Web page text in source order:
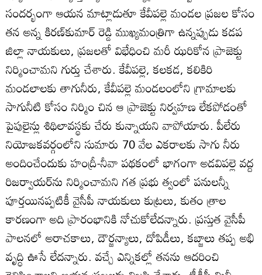
సందర్భంగా ఆయన మాట్లాడుతూ కేవీపల్లె మండల ప్రజల కోసం
తన అన్న కిరణ్‌కుమార్‌ రెడ్డి ముఖ్యమంత్రిగా ఉన్నప్పుడు కడప
జిల్లా నాయకులు, ప్రజలతో విభేధించి మరీ ఝరికోన ప్రాజెక్టు
నిర్మించామని గుర్తు చేశారు. కేవీపల్లె, కలకడ, కలికిరి
మండలాలకు తాగునీరు, కేవీపల్లె మండలంలోని గ్రామాలకు
సాగునీటి కోసం నిర్మిం చిన ఆ ప్రాజెక్టు నిర్వహణ లేకపోడంతో
పైపులైన్లు శిథిలావస్థకు చేరు కున్నాయని వాపోయారు. పీలేరు
నియోజకవర్గంలోని సుమారు 70 వేల ఎకరాలకు సాగు నీరు
అందించేందుకు హంద్రీ-నీవా పథకంలో భాగంగా అడవిపల్లె వద్ద
రిజర్వాయర్‌ను నిర్మించామని గత ప్రభు త్వంలో పనులన్నీ
పూర్తయినప్పటికీ వైసీపీ నాయకులు కుట్రలు, కుతం త్రాల
కారణంగా అది ప్రారంభానికి నోచుకోలేదన్నారు. ప్రస్తుత వైసీపీ
పాలనలో అరాచకాలు, దౌర్జన్యాలు, దోపిడీలు, కబ్జాలు తప్ప అభి
వృద్ధి ఊసే లేదన్నారు. వచ్చే ఎన్నికల్లో తనను ఆదరించి